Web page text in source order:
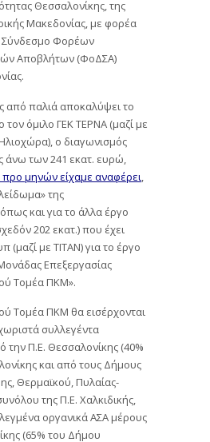
Θεσσαλονίκης, της
Μακεδονίας, με φορέα
Σύνδεσμο Φορέων
Αποβλήτων (ΦοΔΣΑ)
από παλιά αποκαλύψει το
όμιλο ΓΕΚ ΤΕΡΝΑ (μαζί με
ο διαγωνισμός
άνω των 241 εκατ. ευρώ,
προ μηνών είχαμε αναφέρει
της
και για το άλλα έργο
202 εκατ.) που έχει
(μαζί με ΤΙΤΑΝ) για το έργο
Επεξεργασίας
Τομέα ΠΚΜ».
Τομέα ΠΚΜ θα εισέρχονται
συλλεγέντα
την Π.Ε. Θεσσαλονίκης (40%
και από τους Δήμους
Θερμαϊκού, Πυλαίας-
της Π.Ε. Χαλκιδικής,
οργανικά ΑΣΑ μέρους
(65% του Δήμου